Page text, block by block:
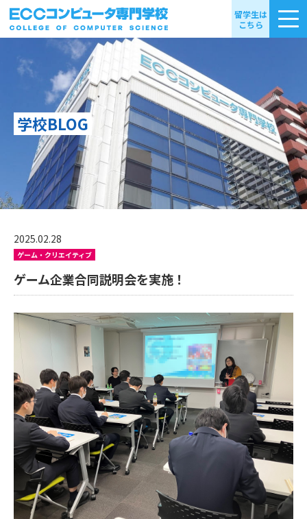
留学生は
こちら
学校BLOG
2025.02.28
ゲーム・クリエイティブ
ゲーム企業合同説明会を実施！